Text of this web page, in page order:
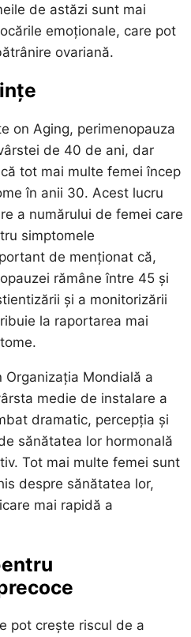
de astăzi sunt mai
emoționale, care pot
ovariană.
on Aging, perimenopauza
de 40 de ani, dar
tot mai multe femei încep
în anii 30. Acest lucru
a numărului de femei care
simptomele
de menționat că,
rămâne între 45 și
și a monitorizării
la raportarea mai
Mondială a
medie de instalare a
dramatic, percepția și
sănătatea lor hormonală
Tot mai multe femei sunt
despre sănătatea lor,
mai rapidă a
pot crește riscul de a